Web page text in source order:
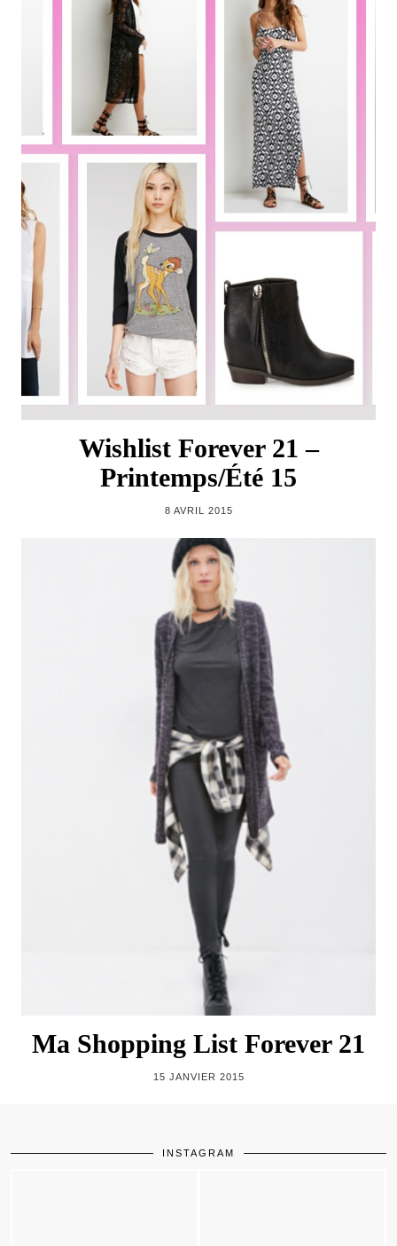
Wishlist Forever 21 –
Printemps/Été 15
8 AVRIL 2015
Ma Shopping List Forever 21
15 JANVIER 2015
INSTAGRAM